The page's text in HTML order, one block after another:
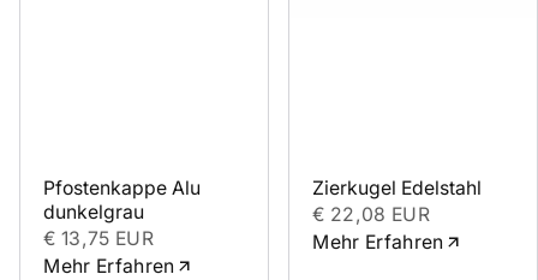
Pfostenkappe Alu
dunkelgrau
€ 13,75 EUR
Mehr Erfahren
Zierkugel Edelstahl
€ 22,08 EUR
Mehr Erfahren